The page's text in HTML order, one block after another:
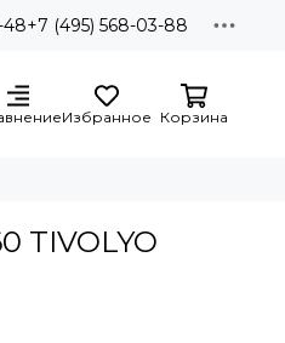
48+7 (495) 568-03-88
Избранное Корзина
TIVOLYO